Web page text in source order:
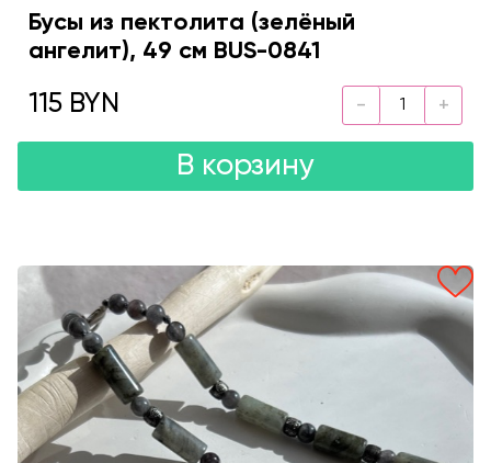
Бусы из пектолита (зелёный
ангелит), 49 см BUS-0841
115 BYN
В корзину